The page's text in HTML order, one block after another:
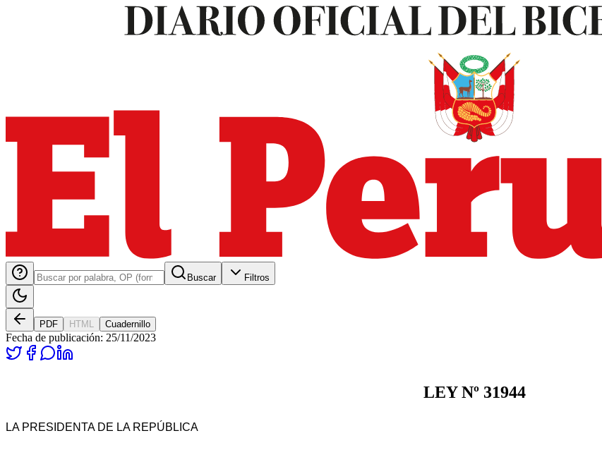
Buscar Filtros
PDF HTML Cuadernillo
Fecha de publicación: 25/11/2023
LEY Nº 31944
LA PRESIDENTA DE LA REPÚBLICA